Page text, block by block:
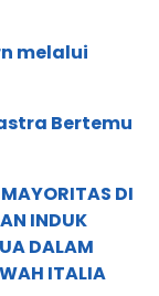
melalui
Bertemu
DI
INDUK
DALAM
ITALIA